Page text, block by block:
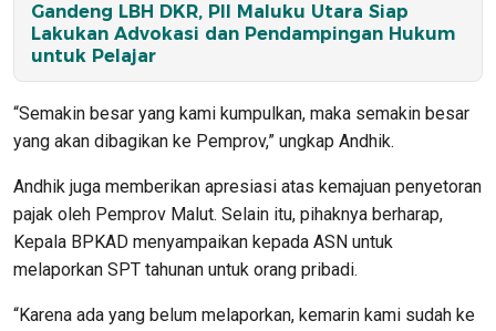
Gandeng LBH DKR, PII Maluku Utara Siap
Lakukan Advokasi dan Pendampingan Hukum
untuk Pelajar
“Semakin besar yang kami kumpulkan, maka semakin besar
yang akan dibagikan ke Pemprov,” ungkap Andhik.
Andhik juga memberikan apresiasi atas kemajuan penyetoran
pajak oleh Pemprov Malut. Selain itu, pihaknya berharap,
Kepala BPKAD menyampaikan kepada ASN untuk
melaporkan SPT tahunan untuk orang pribadi.
“Karena ada yang belum melaporkan, kemarin kami sudah ke